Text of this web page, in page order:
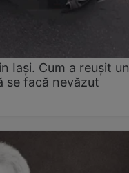
Iași. Cum a reușit un
se facă nevăzut